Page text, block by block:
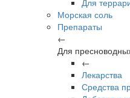
Для
Морская соль
Препараты
←
Для
←
Лекарства
Средства